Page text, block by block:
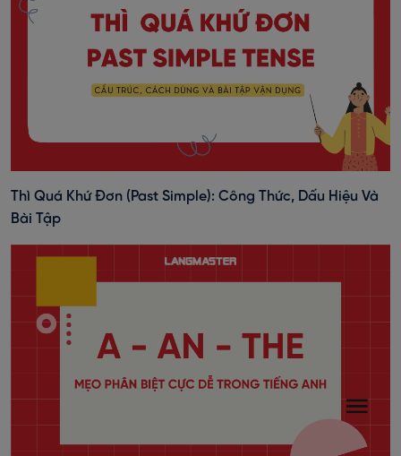
Thì Quá Khứ Đơn (past Simple): Công Thức, Dấu Hiệu Và
Bài Tập